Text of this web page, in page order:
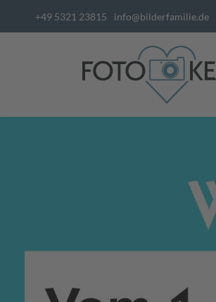
+49 5321 23815 info@bilderfamilie.de